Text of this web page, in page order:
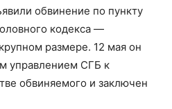
обвинение по пункту
кодекса —
размере. 12 мая он
управлением СГБ к
обвиняемого и заключен